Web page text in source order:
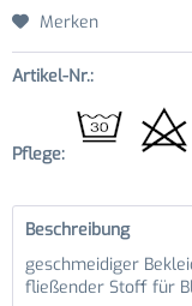
Merken
Artikel-Nr.:
Pflege:
Beschreibung
geschmeidiger
fließender Stoff für